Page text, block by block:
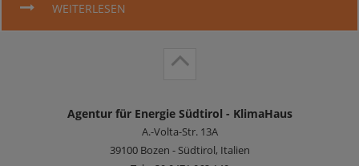
WEITERLESEN
Agentur für Energie Südtirol - KlimaHaus
A.-Volta-Str. 13A
39100 Bozen - Südtirol, Italien